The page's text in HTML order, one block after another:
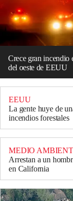
Crece gran incendio
del oeste de EEUU
EEUU
La gente huye de
incendios forestales
MEDIO
Arrestan a un
en California